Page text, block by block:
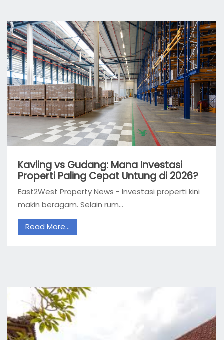
Kavling vs Gudang: Mana Investasi
Properti Paling Cepat Untung di 2026?
East2West Property News - Investasi properti kini
makin beragam. Selain rum...
Read More...